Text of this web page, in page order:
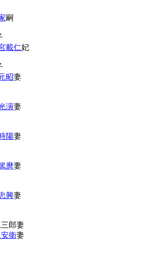
嗣
載仁妃
昭妻
演妻
陽妻
麿妻
興妻
衛妻